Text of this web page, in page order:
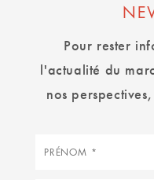
Pour rester
l'actualité du
nos
Prénom